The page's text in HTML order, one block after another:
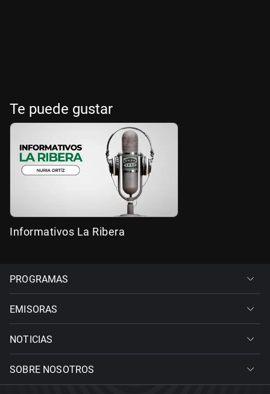
Te puede gustar
Informativos La Ribera
PROGRAMAS
EMISORAS
NOTICIAS
SOBRE NOSOTROS